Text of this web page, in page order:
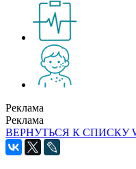
Реклама
Реклама
ВЕРНУТЬСЯ К СПИСКУ